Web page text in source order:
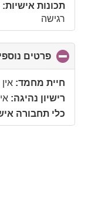
תכונות אישיות:
רגישה
פרטים
חיית מחמד: אין
רישיון נהיגה:
כלי תחבורה